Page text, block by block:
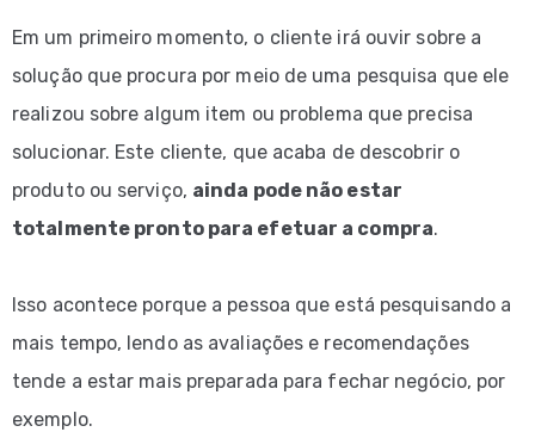
Em um primeiro momento, o cliente irá ouvir sobre a
solução que procura por meio de uma pesquisa que ele
realizou sobre algum item ou problema que precisa
solucionar. Este cliente, que acaba de descobrir o
produto ou serviço, ainda pode não estar
totalmente pronto para efetuar a compra.
Isso acontece porque a pessoa que está pesquisando a
mais tempo, lendo as avaliações e recomendações
tende a estar mais preparada para fechar negócio, por
exemplo.